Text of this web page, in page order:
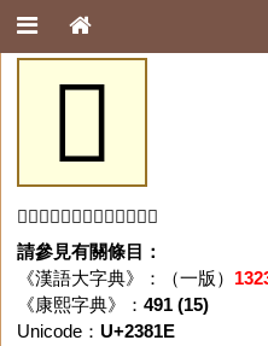
𣠞
「𣠞」字未收錄於本資料庫。
請參見有關條目：
《漢語大字典》：（一版）
《康熙字典》： 491 (15)
Unicode： U+2381E